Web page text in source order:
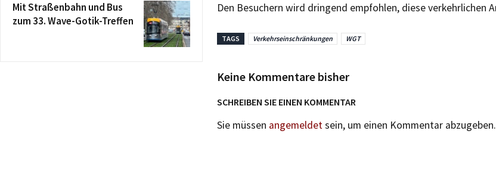
Den Besuchern wird dringend empfohlen, diese verkehrlichen
TAGS Verkehrseinschränkungen WGT
Keine Kommentare bisher
SCHREIBEN SIE EINEN KOMMENTAR
Sie müssen angemeldetsein, um einen Kommentar abzugeben.
Mit Straßenbahn und Bus
zum 33. Wave-Gotik-Treffen